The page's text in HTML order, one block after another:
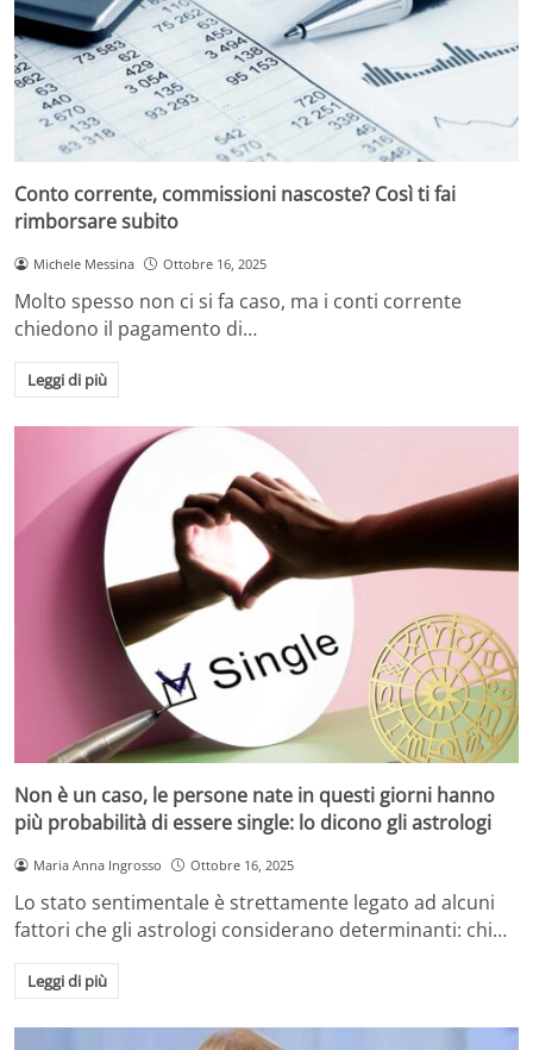
Conto corrente, commissioni nascoste? Così ti fai
rimborsare subito
Michele Messina Ottobre 16, 2025
Molto spesso non ci si fa caso, ma i conti corrente
chiedono il pagamento di…
Leggi di più
Non è un caso, le persone nate in questi giorni hanno
più probabilità di essere single: lo dicono gli astrologi
Maria Anna Ingrosso Ottobre 16, 2025
Lo stato sentimentale è strettamente legato ad alcuni
fattori che gli astrologi considerano determinanti: chi…
Leggi di più